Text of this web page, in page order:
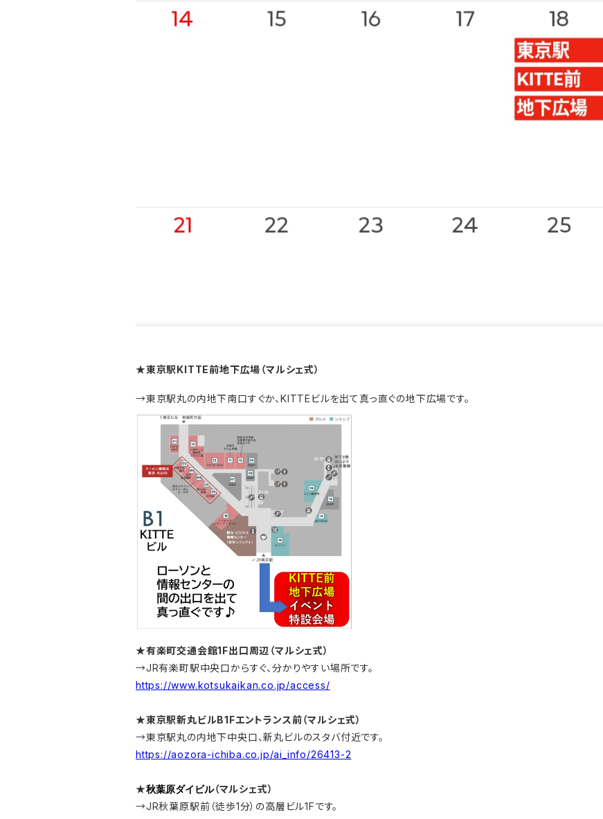
★東京駅KITTE前地下広場（マルシェ式）
→東京駅丸の内地下南口すぐか、KITTEビルを出て真っ直ぐの地下広場です。
★有楽町交通会館1F出口周辺（マルシェ式）
→JR有楽町駅中央口からすぐ、分かりやすい場所です。
https://www.kotsukaikan.co.jp/access/
★東京駅新丸ビルB1Fエントランス前（マルシェ式）
→東京駅丸の内地下中央口、新丸ビルのスタバ付近です。
https://aozora-ichiba.co.jp/ai_info/26413-2
★秋葉原ダイビル（マルシェ式）
→JR秋葉原駅前（徒歩1分）の高層ビル1Fです。